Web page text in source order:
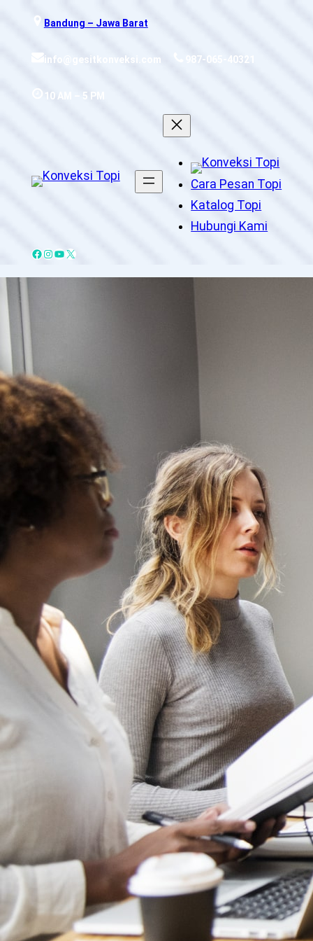
content
Bandung – Jawa Barat
info@gesitkonveksi.com 987-065-40321
10 AM – 5 PM
Cara Pesan Topi
Katalog Topi
Hubungi Kami
Facebook
Instagram
YouTube
X